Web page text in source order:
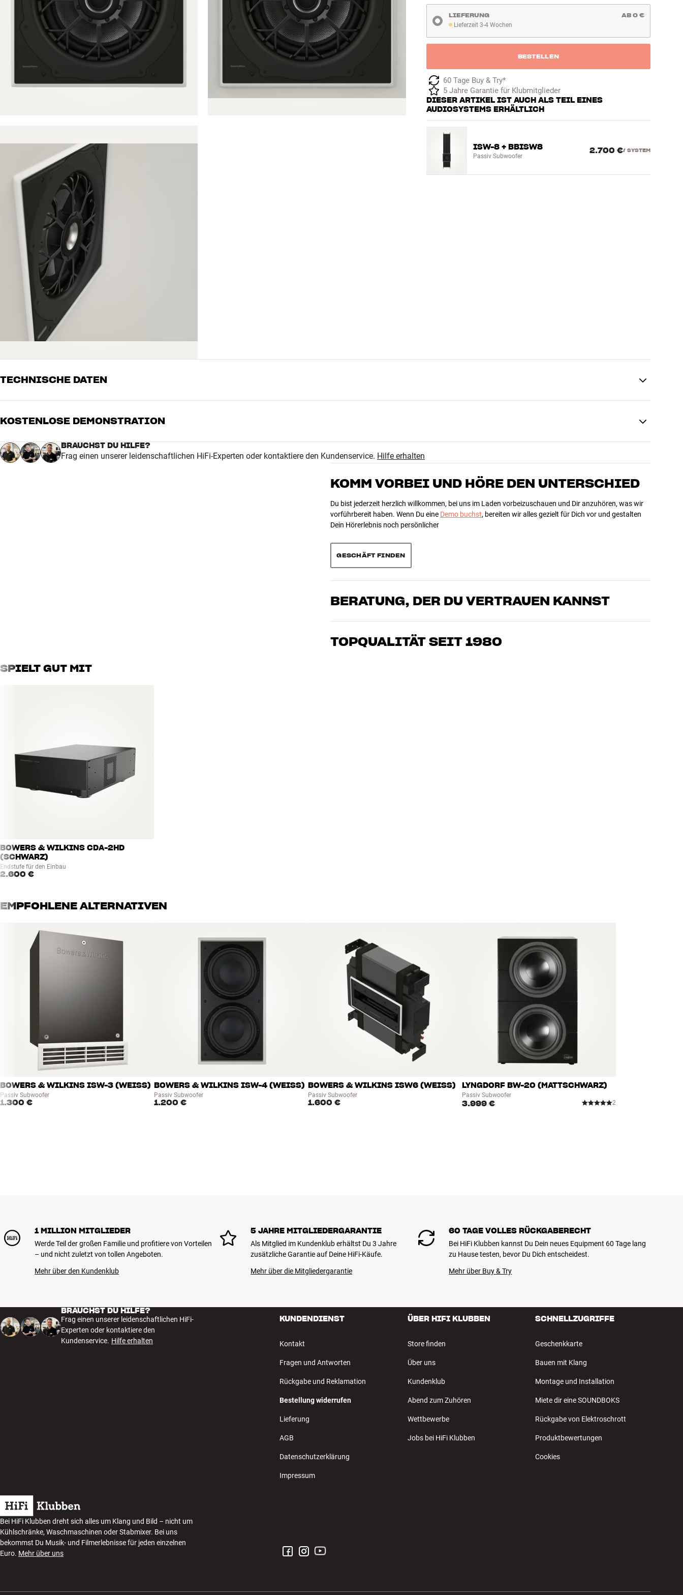
Lieferzeit 3-4 Wochen
Lieferzeit 3-4 Wochen
LIEFERUNG AB 0 €
BESTELLEN
60 Tage Buy & Try*
5 Jahre Garantie für Klubmitglieder
DIESER ARTIKEL IST AUCH ALS TEIL EINES
AUDIOSYSTEMS ERHÄLTLICH
ISW-8 + BBISW8
Passiv Subwoofer
2.700 €/ SYSTEM
TECHNISCHE DATEN
LEISTUNG
MASSE UND DESIGN
KOSTENLOSE DEMONSTRATION
BRAUCHST DU HILFE?
Frag einen unserer leidenschaftlichen HiFi-Experten oder kontaktiere den Kundenservice. Hilfe erhalten
KOMM VORBEI UND HÖRE DEN UNTERSCHIED
Du bist jederzeit herzlich willkommen, bei uns im Laden vorbeizuschauen und Dir anzuhören, was wir
vorführbereit haben. Wenn Du eine Demo buchst, bereiten wir alles gezielt für Dich vor und gestalten
Dein Hörerlebnis noch persönlicher
GESCHÄFT FINDEN
BERATUNG, DER DU VERTRAUEN KANNST
Unsere Mitarbeiter sind echte Enthusiasten, die unsere Produkte genau kennen und für großartigen
gemeinsam die Lösung, die zu Deinen Bedürfnissen und Deinem Budget passt
TOPQUALITÄT SEIT 1980
SPIELT GUT MIT
BOWERS & WILKINS CDA-2HD
(SCHWARZ)
Endstufe für den Einbau
2.600 €
EMPFOHLENE ALTERNATIVEN
BOWERS & WILKINS ISW-3 (WEISS)
Passiv Subwoofer
1.300 €
BOWERS & WILKINS ISW-4 (WEISS)
Passiv Subwoofer
1.200 €
BOWERS & WILKINS ISW6 (WEISS)
Passiv Subwoofer
1.600 €
LYNGDORF BW-20 (MATTSCHWARZ)
Passiv Subwoofer
3.999 € 2
1 MILLION MITGLIEDER
Werde Teil der großen Familie und profitiere von Vorteilen
– und nicht zuletzt von tollen Angeboten.
Mehr über den Kundenklub
5 JAHRE MITGLIEDERGARANTIE
Als Mitglied im Kundenklub erhältst Du 3 Jahre
zusätzliche Garantie auf Deine HiFi-Käufe.
Mehr über die Mitgliedergarantie
60 TAGE VOLLES RÜCKGABERECHT
Bei HiFi Klubben kannst Du Dein neues Equipment 60 Tage lang
zu Hause testen, bevor Du Dich entscheidest.
Mehr über Buy & Try
BRAUCHST DU HILFE?
Frag einen unserer leidenschaftlichen HiFi-
Experten oder kontaktiere den
Kundenservice. Hilfe erhalten
KUNDENDIENST
Kontakt
Fragen und Antworten
Rückgabe und Reklamation
Bestellung widerrufen
Lieferung
AGB
Datenschutzerklärung
Impressum
ÜBER HIFI KLUBBEN
Store finden
Über uns
Kundenklub
Abend zum Zuhören
Wettbewerbe
Jobs bei HiFi Klubben
SCHNELLZUGRIFFE
Geschenkkarte
Bauen mit Klang
Montage und Installation
Miete dir eine SOUNDBOKS
Rückgabe von Elektroschrott
Produktbewertungen
Cookies
Bei HiFi Klubben dreht sich alles um Klang und Bild – nicht um
Kühlschränke, Waschmaschinen oder Stabmixer. Bei uns
bekommst Du Musik- und Filmerlebnisse für jeden einzelnen
Euro. Mehr über uns